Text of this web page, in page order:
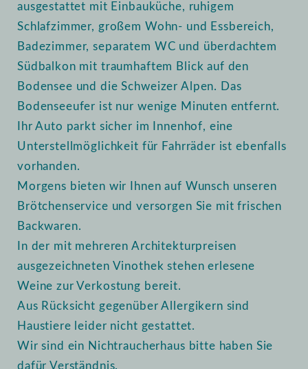
ausgestattet mit Einbauküche, ruhigem
Schlafzimmer, großem Wohn- und Essbereich,
Badezimmer, separatem WC und überdachtem
Südbalkon mit traumhaftem Blick auf den
Bodensee und die Schweizer Alpen. Das
Bodenseeufer ist nur wenige Minuten entfernt.
Ihr Auto parkt sicher im Innenhof, eine
Unterstellmöglichkeit für Fahrräder ist ebenfalls
vorhanden.
Morgens bieten wir Ihnen auf Wunsch unseren
Brötchenservice und versorgen Sie mit frischen
Backwaren.
In der mit mehreren Architekturpreisen
ausgezeichneten Vinothek stehen erlesene
Weine zur Verkostung bereit.
Aus Rücksicht gegenüber Allergikern sind
Haustiere leider nicht gestattet.
Wir sind ein Nichtraucherhaus bitte haben Sie
dafür Verständnis.